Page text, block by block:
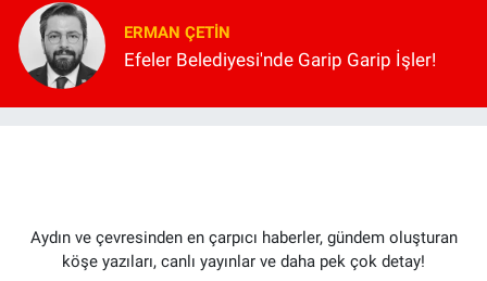
ERMAN ÇETIN
Efeler Belediyesi'nde Garip Garip İşler!
Aydın ve çevresinden en çarpıcı haberler, gündem oluşturan
köşe yazıları, canlı yayınlar ve daha pek çok detay!